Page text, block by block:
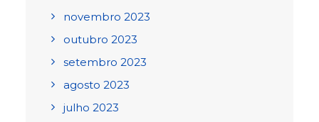
novembro 2023
outubro 2023
setembro 2023
agosto 2023
julho 2023